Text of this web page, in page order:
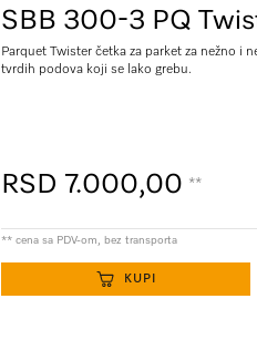
SBB 300-3 PQ
Parquet Twister četka za parket za nežno i
tvrdih podova koji se lako grebu.
RSD 7.000,00 **
KUPI
** cena sa PDV-om, bez transporta